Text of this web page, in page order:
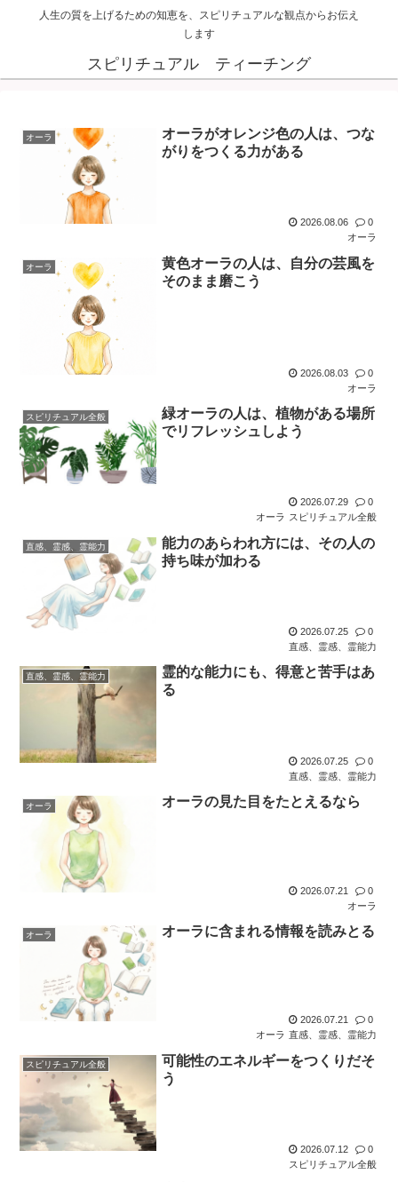
人生の質を上げるための知恵を、スピリチュアルな観点からお伝え
します
スピリチュアル ティーチング
オーラ
オーラがオレンジ色の人は、つな
がりをつくる力がある
2026.08.06
0
オーラ
オーラ
黄色オーラの人は、自分の芸風を
そのまま磨こう
2026.08.03
0
オーラ
スピリチュアル全般
緑オーラの人は、植物がある場所
でリフレッシュしよう
2026.07.29
0
オーラ スピリチュアル全般
直感、霊感、霊能力
能力のあらわれ方には、その人の
持ち味が加わる
2026.07.25
0
直感、霊感、霊能力
直感、霊感、霊能力
霊的な能力にも、得意と苦手はあ
る
2026.07.25
0
直感、霊感、霊能力
オーラ オーラの見た目をたとえるなら
2026.07.21
0
オーラ
オーラ オーラに含まれる情報を読みとる
2026.07.21
0
オーラ 直感、霊感、霊能力
スピリチュアル全般
可能性のエネルギーをつくりだそ
う
2026.07.12
0
スピリチュアル全般